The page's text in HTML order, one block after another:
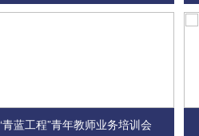
蓝工程”青年教师业务培训会